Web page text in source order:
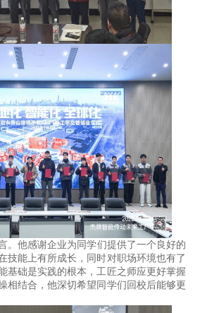
。他感谢企业为同学们提供了一个良好的
技能上有所成长，同时对职场环境也有了
基础是实践的根本，工匠之师应更好掌握
相结合，他深切希望同学们回校后能够更